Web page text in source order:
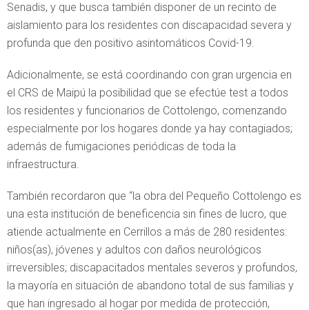
Senadis, y que busca también disponer de un recinto de
aislamiento para los residentes con discapacidad severa y
profunda que den positivo asintomáticos Covid-19.
Adicionalmente, se está coordinando con gran urgencia en
el CRS de Maipú la posibilidad que se efectúe test a todos
los residentes y funcionarios de Cottolengo, comenzando
especialmente por los hogares donde ya hay contagiados;
además de fumigaciones periódicas de toda la
infraestructura.
También recordaron que “la obra del Pequeño Cottolengo es
una esta institución de beneficencia sin fines de lucro, que
atiende actualmente en Cerrillos a más de 280 residentes:
niños(as), jóvenes y adultos con daños neurológicos
irreversibles; discapacitados mentales severos y profundos,
la mayoría en situación de abandono total de sus familias y
que han ingresado al hogar por medida de protección,